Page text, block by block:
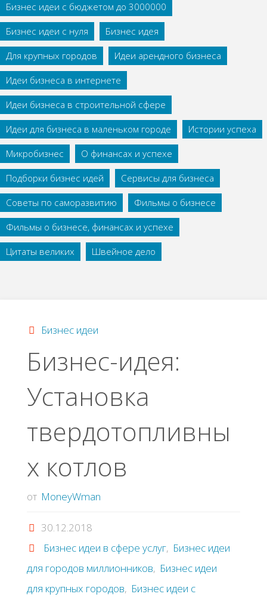
Бизнес идеи с бюджетом до 3000000
Бизнес идеи с нуля
Бизнес идея
Для крупных городов
Идеи арендного бизнеса
Идеи бизнеса в интернете
Идеи бизнеса в строительной сфере
Идеи для бизнеса в маленьком городе
Истории успеха
Микробизнес
О финансах и успехе
Подборки бизнес идей
Сервисы для бизнеса
Советы по саморазвитию
Фильмы о бизнесе
Фильмы о бизнесе, финансах и успехе
Цитаты великих
Швейное дело
Бизнес идеи
Бизнес-идея:
Установка
твердотопливны
х котлов
от MoneyWman
30.12.2018
Бизнес идеи в сфере услуг, Бизнес идеи
для городов миллионников, Бизнес идеи
для крупных городов, Бизнес идеи с